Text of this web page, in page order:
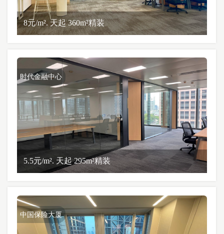
8元/m². 天起 360m²精装
时代金融中心
5.5元/m². 天起 295m²精装
中国保险大厦